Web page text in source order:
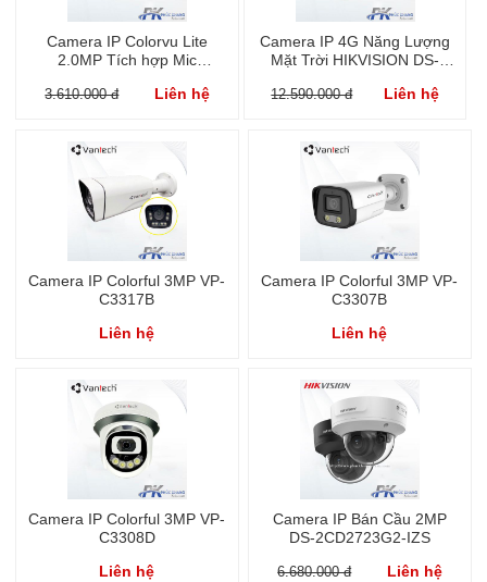
Camera IP Colorvu Lite
2.0MP Tích hợp Mic
LU
3.610.000 đ Liên hệ
Camera IP 4G Năng Lượng
Mặt Trời HIKVISION DS-
12.590.000 đ Liên hệ
Camera IP Colorful 3MP VP-
C3317B
Liên hệ
Camera IP Colorful 3MP VP-
C3307B
Liên hệ
Camera IP Colorful 3MP VP-
C3308D
Liên hệ
Camera IP Bán Cầu 2MP
DS-2CD2723G2-IZS
6.680.000 đ Liên hệ